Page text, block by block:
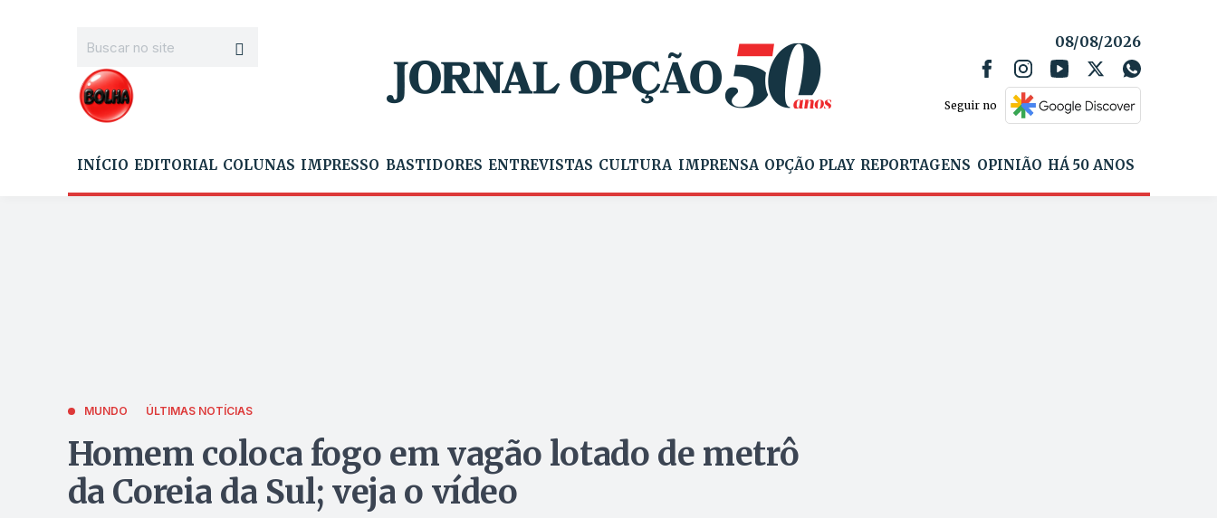
08/08/2026
Seguir no
INÍCIO EDITORIAL COLUNAS IMPRESSO BASTIDORES ENTREVISTAS CULTURA IMPRENSA OPÇÃO PLAY REPORTAGENS OPINIÃO HÁ 50 ANOS
MUNDO ÚLTIMAS NOTÍCIAS
Homem coloca fogo em vagão lotado de metrô
da Coreia da Sul; veja o vídeo